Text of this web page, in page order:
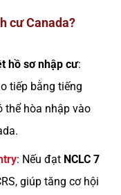
cư Canada?
hồ sơ nhập cư:
tiếp bằng tiếng
thể hòa nhập vào
: Nếu đạt NCLC 7
giúp tăng cơ hội